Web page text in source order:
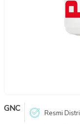
GNC Resmi